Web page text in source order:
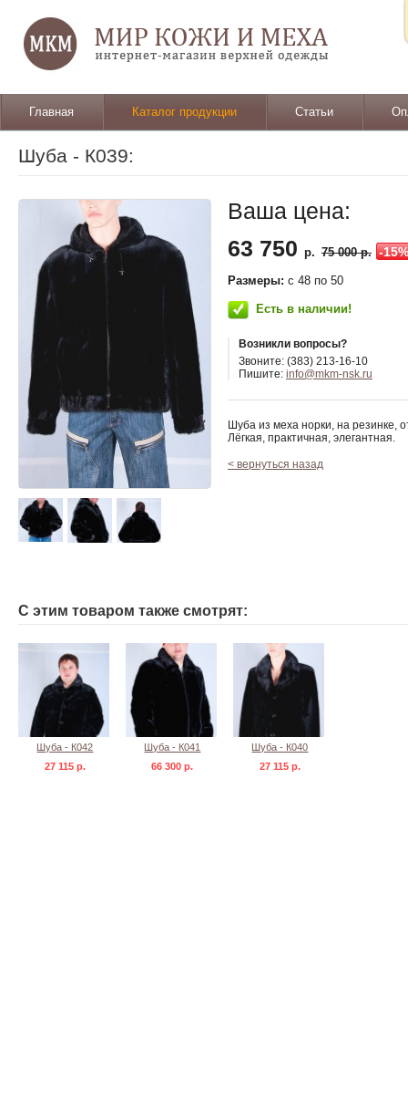
Главная Каталог продукции Статьи
Шуба - К039:
Ваша цена:
63 750 р. 75 000 р. -15%
Размеры: c 48 по 50
Есть в наличии!
Возникли вопросы?
Звоните: (383) 213-16-10
Пишите: info@mkm-nsk.ru
Шуба из меха норки, на резинке,
Лёгкая, практичная, элегантная.
< вернуться назад
С этим товаром также смотрят:
Шуба - К042
27 115 р.
Шуба - К041
66 300 р.
Шуба - К040
27 115 р.